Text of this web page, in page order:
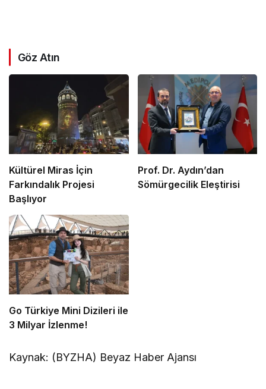
Göz Atın
Kültürel Miras İçin
Farkındalık Projesi
Başlıyor
Prof. Dr. Aydın’dan
Sömürgecilik Eleştirisi
Go Türkiye Mini Dizileri ile
3 Milyar İzlenme!
Kaynak: (BYZHA) Beyaz Haber Ajansı